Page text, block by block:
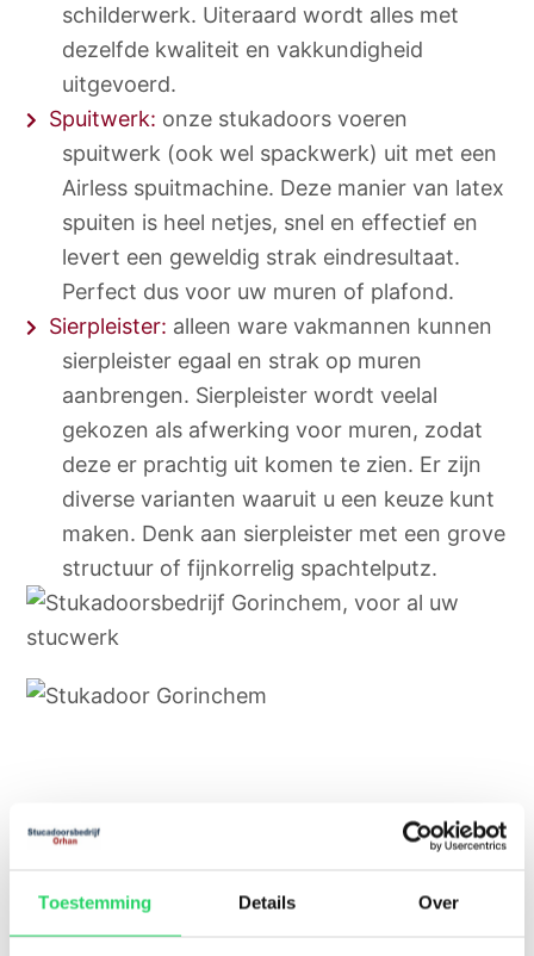
Toestemming Details Over
schilderwerk. Uiteraard wordt alles met
dezelfde kwaliteit en vakkundigheid
uitgevoerd.
Spuitwerk: onze stukadoors voeren
spuitwerk (ook wel spackwerk) uit met een
Airless spuitmachine. Deze manier van latex
spuiten is heel netjes, snel en effectief en
levert een geweldig strak eindresultaat.
Perfect dus voor uw muren of plafond.
Sierpleister: alleen ware vakmannen kunnen
sierpleister egaal en strak op muren
aanbrengen. Sierpleister wordt veelal
gekozen als afwerking voor muren, zodat
deze er prachtig uit komen te zien. Er zijn
diverse varianten waaruit u een keuze kunt
maken. Denk aan sierpleister met een grove
structuur of fijnkorrelig spachtelputz.
oude stucwerk zat vol met barsten en